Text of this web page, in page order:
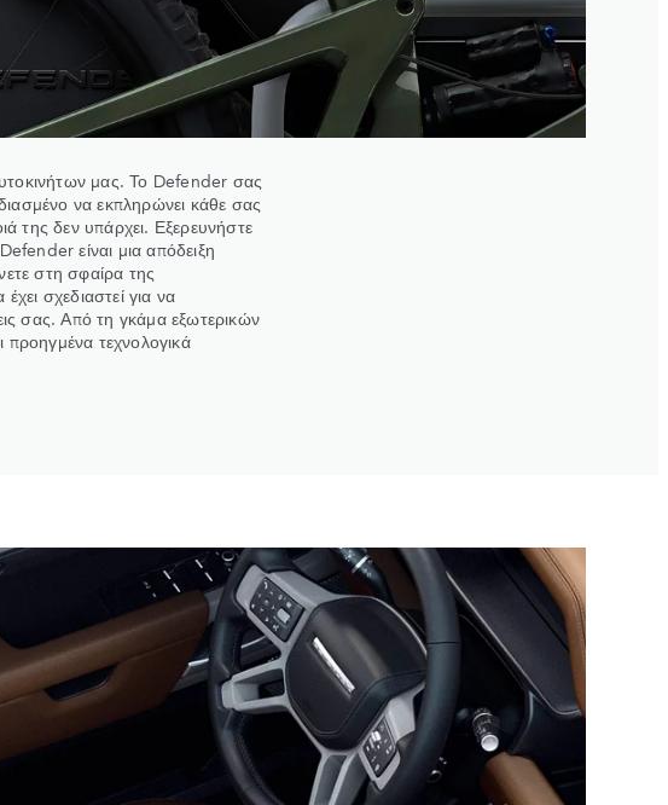
μας. Το Defender σας
να εκπληρώνει κάθε σας
της δεν υπάρχει. Εξερευνήστε
είναι μια απόδειξη
στη σφαίρα της
σχεδιαστεί για να
σας. Από τη γκάμα εξωτερικών
προηγμένα τεχνολογικά